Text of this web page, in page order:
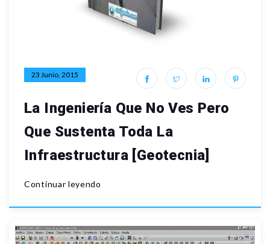
23 Junio, 2015
La Ingeniería Que No Ves Pero
Que Sustenta Toda La
Infraestructura [Geotecnia]
Continuar leyendo